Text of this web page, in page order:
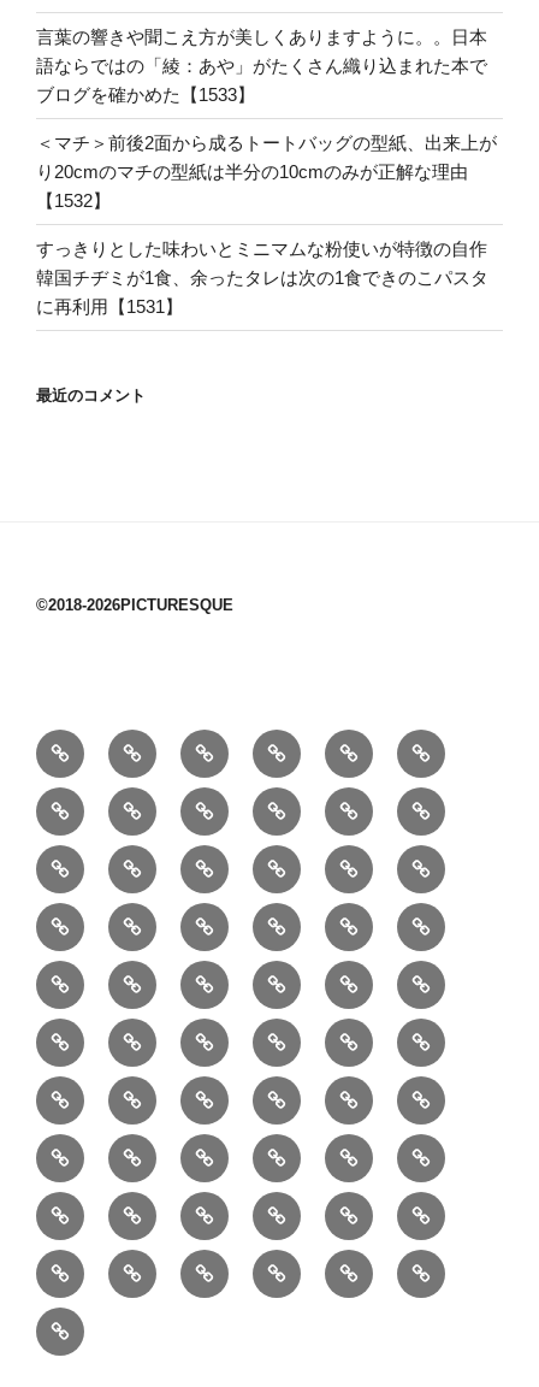
言葉の響きや聞こえ方が美しくありますように。。日本
語ならではの「綾：あや」がたくさん織り込まれた本で
ブログを確かめた【1533】
＜マチ＞前後2面から成るトートバッグの型紙、出来上が
り20cmのマチの型紙は半分の10cmのみが正解な理由
【1532】
すっきりとした味わいとミニマムな粉使いが特徴の自作
韓国チヂミが1食、余ったタレは次の1食できのこパスタ
に再利用【1531】
最近のコメント
©2018-2026PICTURESQUE
1/10：
材
料
10/10：
ジ
ュ
エ
リ
ー
2/10：
製
作
3/10：
は
ぎ
れ
4/10：
Ｈ
Ｍ
Ｂ
教
室
5/10：
事
業
6/10：
読
書
7/10：
食・
健
康
8/10：
リ
フ
ォ
ー
ム
9/10：
コ
ー
デ
creema
で
販
売
中
の
ハ
ン
ド
メ
イ
ド
バ
ッ
グ
①
入
園
バ
ッ
グ
セ
ッ
ト
②
半
月
型
③
巾
着
袋
（縦
長）
④
巾
着
袋
（小）
⑤
巾
着
シ
ョ
ル
ダ
ー
⑥
小
動
物
用
小
物
⑦
リ
ュ
ッ
ク
⑧
メ
ッ
セ
ン
ジ
ャ
ー
⑨
ミ
シ
ン
カ
バ
ー
⑩
マ
チ
無
し
シ
ョ
ル
ダ
ー
（定
番
品
⑪
マ
ス
ク
⑫
ポ
ー
チ
⑬
ボ
デ
ィ
ー
バ
ッ
グ
⑭
ボ
ッ
ク
ス
型
⑮
ボ
ス
ト
ン
⑯
ヘ
ル
メ
ッ
ト
バ
ッ
グ
⑰
ピ
ン
タ
ッ
ク
バ
ッ
グ
⑱
ビ
ジ
ネ
ス
バ
ッ
グ
⑲
バ
ニ
テ
ィ
ー
⑳
ハ
ン
ド
バ
ッ
グ
お
取
引
の
流
れ
お
問
合
せ
及
び
ご
相
談
デ
ジ
タ
ル
コ
ン
テ
ン
ツ
デ
ジ
タ
ル
コ
ン
テ
ン
ツ
ブ
ロ
グ
プ
ラ
イ
バ
シ
ー
ポ
リ
シ
ラ
ン
デ
ィ
ン
グ
ペ
ル
ー
ル
レ
ン
タ
ル
ジ
ュ
エ
レ
ン
タ
ル
ジ
ュ
エ
㉑
イ
ン
テ
リ
ア
収
㉒
エ
コ
バ
ッ
グ
（定
㉓
楽
器
入
れ
㉔
ナ
ッ
プ
サ
ッ
㉕
ド
ー
ム
型
㉖
ド
イ
リ
ー
㉗
オ
ー
ル
イ
ン
㉘
カ
ー
テ
ン
㉙
ク
ッ
シ
㉚
ク
ラ
ッ
㉛
ト
ー
ト
㉜
洋
服
ラ
事
業
者
か
事
業
者
概
伝
言
共
有
最
近
本
物
製
作
Ｓ
Ｎ